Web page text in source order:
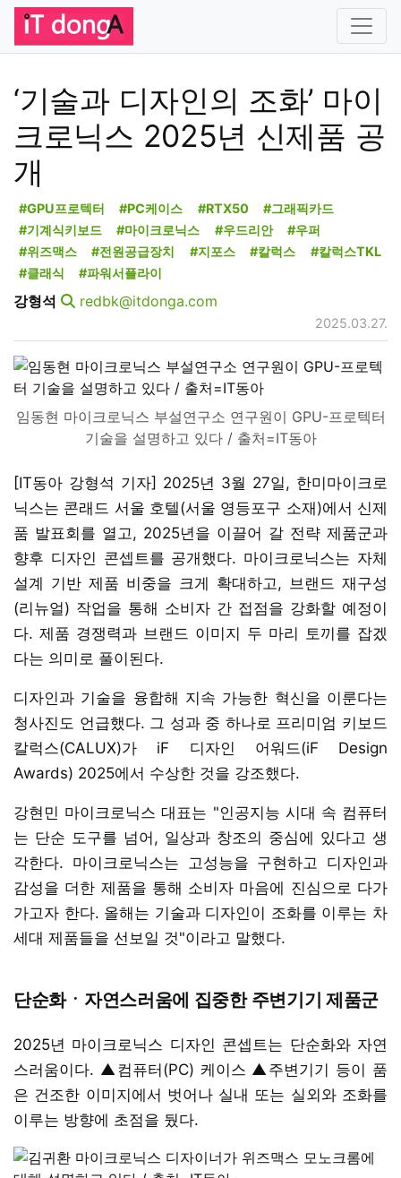
‘기술과 디자인의 조화’ 마이
크로닉스 2025년 신제품 공
개
#GPU프로텍터 #PC케이스 #RTX50
#그래픽카드
#기계식키보드
#마이크로닉스 #우드리안
#우퍼
#위즈맥스
#전원공급장치 #지포스 #칼럭스
#칼럭스TKL
#클래식
#파워서플라이
강형석 redbk@itdonga.com
2025.03.27.
임동현 마이크로닉스 부설연구소 연구원이 GPU-프로텍터
기술을 설명하고 있다 / 출처=IT동아
[IT동아 강형석 기자] 2025년 3월 27일, 한미마이크로
닉스는 콘래드 서울 호텔(서울 영등포구 소재)에서 신제
품 발표회를 열고, 2025년을 이끌어 갈 전략 제품군과
향후 디자인 콘셉트를 공개했다. 마이크로닉스는 자체
설계 기반 제품 비중을 크게 확대하고, 브랜드 재구성
(리뉴얼) 작업을 통해 소비자 간 접점을 강화할 예정이
다. 제품 경쟁력과 브랜드 이미지 두 마리 토끼를 잡겠
다는 의미로 풀이된다.
디자인과 기술을 융합해 지속 가능한 혁신을 이룬다는
청사진도 언급했다. 그 성과 중 하나로 프리미엄 키보드
칼럭스(CALUX)가 iF 디자인 어워드(iF Design
Awards) 2025에서 수상한 것을 강조했다.
강현민 마이크로닉스 대표는 "인공지능 시대 속 컴퓨터
는 단순 도구를 넘어, 일상과 창조의 중심에 있다고 생
각한다. 마이크로닉스는 고성능을 구현하고 디자인과
감성을 더한 제품을 통해 소비자 마음에 진심으로 다가
가고자 한다. 올해는 기술과 디자인이 조화를 이루는 차
세대 제품들을 선보일 것"이라고 말했다.
단순화ㆍ자연스러움에 집중한 주변기기 제품군
2025년 마이크로닉스 디자인 콘셉트는 단순화와 자연
스러움이다. ▲컴퓨터(PC) 케이스 ▲주변기기 등이 품
은 건조한 이미지에서 벗어나 실내 또는 실외와 조화를
이루는 방향에 초점을 뒀다.